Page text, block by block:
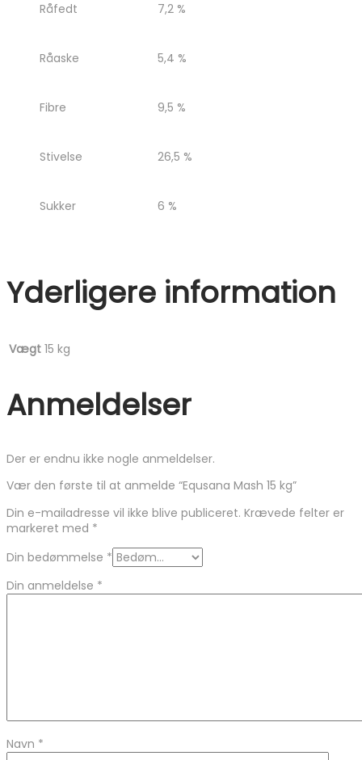
Råfedt 7,2 %
Råaske 5,4 %
Fibre 9,5 %
Stivelse 26,5 %
Sukker 6 %
Yderligere information
Vægt 15 kg
Anmeldelser
Der er endnu ikke nogle anmeldelser.
Vær den første til at anmelde “Equsana Mash 15 kg”
Din e-mailadresse vil ikke blive publiceret. Krævede felter er
markeret med *
Din bedømmelse *
Din anmeldelse *
Navn *